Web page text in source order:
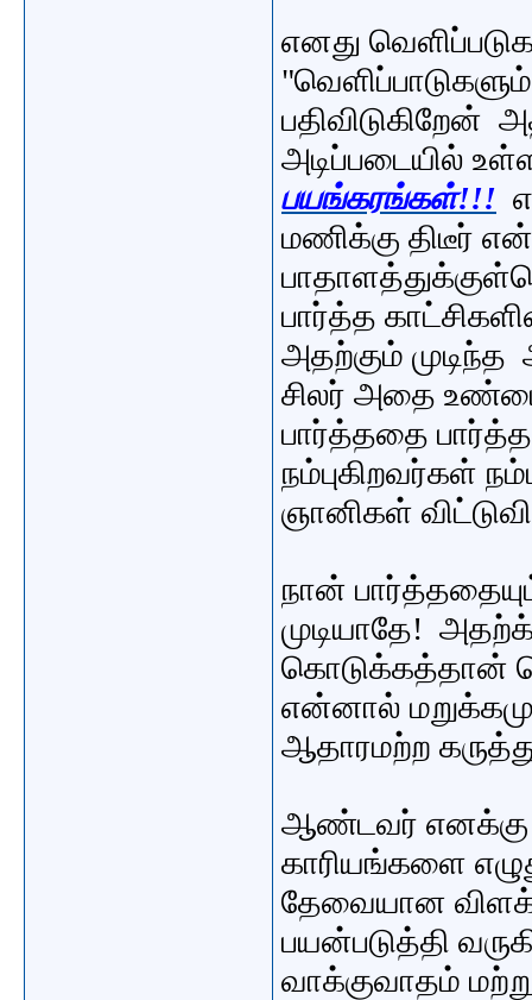
எனது
பதிவிடுகிறேன்
அடிப்படையில்
பயங்கரங்கள்!!!
மணிக்கு திடீர்
பார்த்த
அதற்கும்
சிலர் அதை
பார்த்ததை பார்த்த
நம்புகிறவர்கள்
ஞானிகள்
நான்
முடியாதே!
கொடுக்கத்தான்
என்னால்
ஆதாரமற்ற
ஆண்டவர் எனக்கு
காரியங்களை
தேவையான
பயன்படுத்தி
வாக்குவாதம்